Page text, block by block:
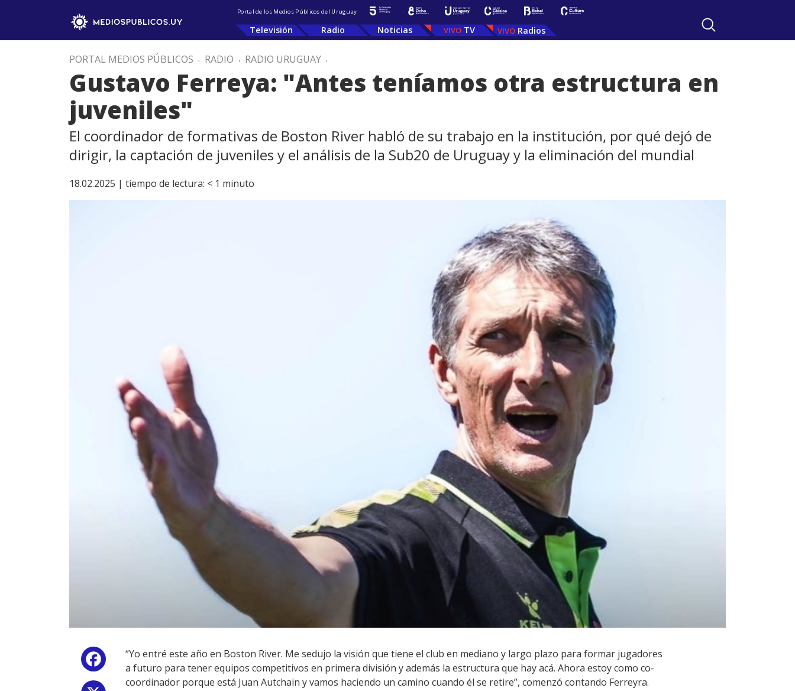
Portal de los Medios Públicos del Uruguay
Televisión Radio Noticias TV Radios
PORTAL MEDIOS PÚBLICOS . RADIO . RADIO URUGUAY .
Gustavo Ferreya: "Antes teníamos otra estructura en
juveniles"
El coordinador de formativas de Boston River habló de su trabajo en la institución, por qué dejó de
dirigir, la captación de juveniles y el análisis de la Sub20 de Uruguay y la eliminación del mundial
18.02.2025 | tiempo de lectura: < 1 minuto
Facebook
“Yo entré este año en Boston River. Me sedujo la visión que tiene el club en mediano y largo plazo para formar jugadores
a futuro para tener equipos competitivos en primera división y además la estructura que hay acá. Ahora estoy como co-
coordinador porque está Juan Autchain y vamos haciendo un camino cuando él se retire”, comenzó contando Ferreyra.